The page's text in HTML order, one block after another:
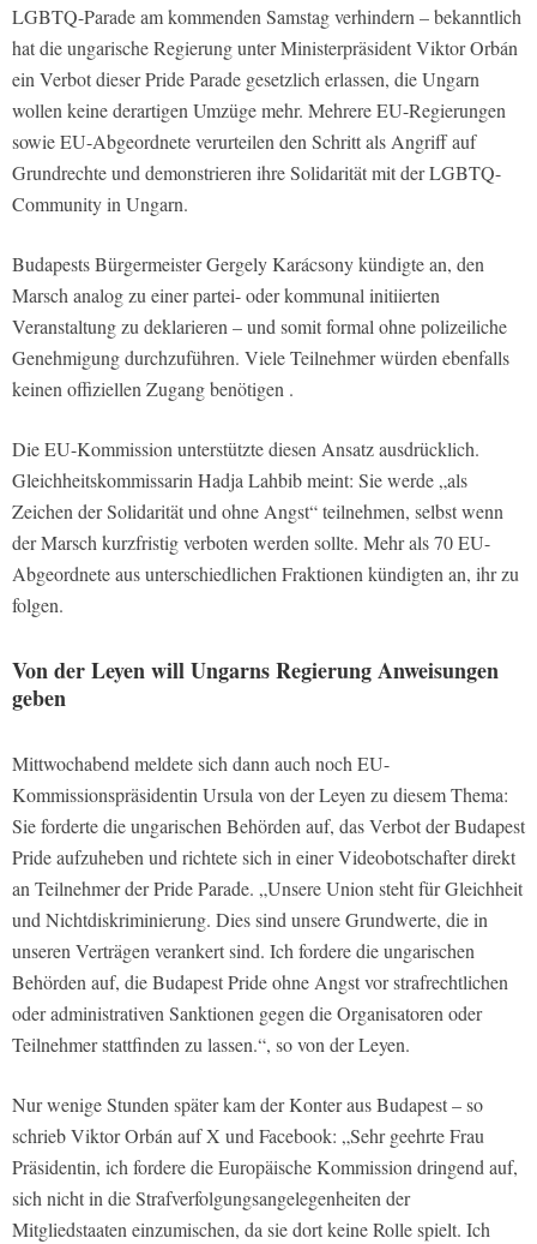
LGBTQ-Parade am kommenden Samstag verhindern – bekanntlich
hat die ungarische Regierung unter Ministerpräsident Viktor Orbán
ein Verbot dieser Pride Parade gesetzlich erlassen, die Ungarn
wollen keine derartigen Umzüge mehr. Mehrere EU-Regierungen
sowie EU-Abgeordnete verurteilen den Schritt als Angriff auf
Grundrechte und demonstrieren ihre Solidarität mit der LGBTQ-
Community in Ungarn.
Budapests Bürgermeister Gergely Karácsony kündigte an, den
Marsch analog zu einer partei- oder kommunal initiierten
Veranstaltung zu deklarieren – und somit formal ohne polizeiliche
Genehmigung durchzuführen. Viele Teilnehmer würden ebenfalls
keinen offiziellen Zugang benötigen .
Die EU-Kommission unterstützte diesen Ansatz ausdrücklich.
Gleichheitskommissarin Hadja Lahbib meint: Sie werde „als
Zeichen der Solidarität und ohne Angst“ teilnehmen, selbst wenn
der Marsch kurzfristig verboten werden sollte. Mehr als 70 EU-
Abgeordnete aus unterschiedlichen Fraktionen kündigten an, ihr zu
folgen.
Von der Leyen will Ungarns Regierung Anweisungen
geben
Mittwochabend meldete sich dann auch noch EU-
Kommissionspräsidentin Ursula von der Leyen zu diesem Thema:
Sie forderte die ungarischen Behörden auf, das Verbot der Budapest
Pride aufzuheben und richtete sich in einer Videobotschafter direkt
an Teilnehmer der Pride Parade. „Unsere Union steht für Gleichheit
und Nichtdiskriminierung. Dies sind unsere Grundwerte, die in
unseren Verträgen verankert sind. Ich fordere die ungarischen
Behörden auf, die Budapest Pride ohne Angst vor strafrechtlichen
oder administrativen Sanktionen gegen die Organisatoren oder
Teilnehmer stattfinden zu lassen.“, so von der Leyen.
Nur wenige Stunden später kam der Konter aus Budapest – so
schrieb Viktor Orbán auf X und Facebook: „Sehr geehrte Frau
Präsidentin, ich fordere die Europäische Kommission dringend auf,
sich nicht in die Strafverfolgungsangelegenheiten der
Mitgliedstaaten einzumischen, da sie dort keine Rolle spielt. Ich